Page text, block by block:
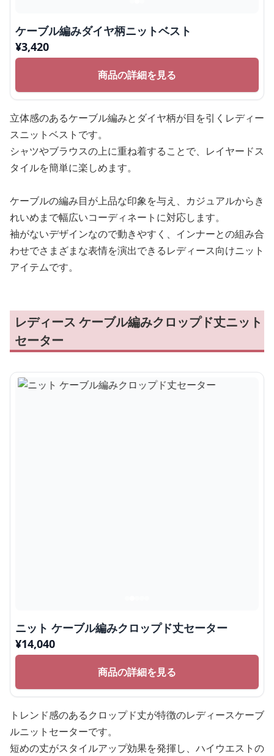
ケーブル編みダイヤ柄ニットベスト
¥3,420
商品の詳細を見る
立体感のあるケーブル編みとダイヤ柄が目を引くレディー
スニットベストです。
シャツやブラウスの上に重ね着することで、レイヤードス
タイルを簡単に楽しめます。
ケーブルの編み目が上品な印象を与え、カジュアルからき
れいめまで幅広いコーディネートに対応します。
袖がないデザインなので動きやすく、インナーとの組み合
わせでさまざまな表情を演出できるレディース向けニット
アイテムです。
レディース ケーブル編みクロップド丈ニット
セーター
ニット ケーブル編みクロップド丈セーター
¥14,040
商品の詳細を見る
トレンド感のあるクロップド丈が特徴のレディースケーブ
ルニットセーターです。
短めの丈がスタイルアップ効果を発揮し、ハイウエストの